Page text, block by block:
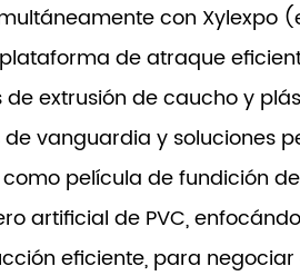
con Xylexpo
de atraque
extrusión de caucho y
vanguardia y soluciones
película de fundición de
artificial de PVC,
eficiente, para